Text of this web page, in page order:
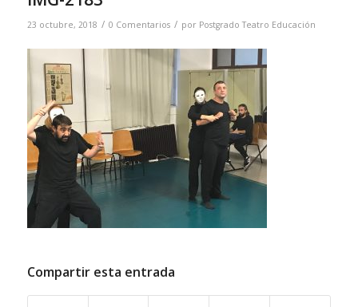
23 octubre, 2018 / 0 Comentarios / por Postgrado Teatro Educación
Compartir esta entrada